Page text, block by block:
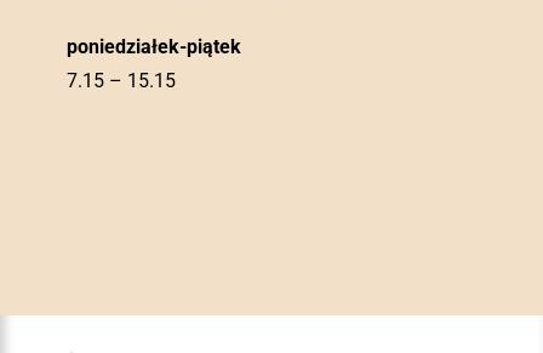
poniedziałek-piątek
7.15 – 15.15